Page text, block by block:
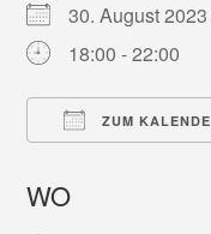
30. August
18:00 - 22:00
ZUM
WO